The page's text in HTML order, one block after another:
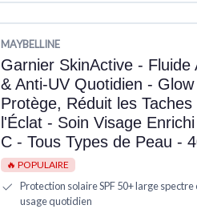
MAYBELLINE
Garnier SkinActive - Fluide
& Anti-UV Quotidien -
Protège, Réduit les
l'Éclat - Soin Visage
C - Tous Types de Peau -
🔥 POPULAIRE
Protection solaire SPF 50+ large
usage quotidien